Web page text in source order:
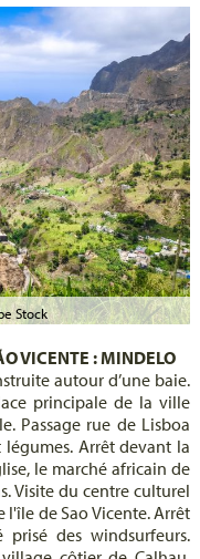
Stock
VICENTE : MINDELO
autour d’une baie.
principale de la ville
Passage rue de Lisboa
Arrêt devant la
le marché africain de
Visite du centre culturel
l'île de Sao Vicente. Arrêt
des windsurfeurs.